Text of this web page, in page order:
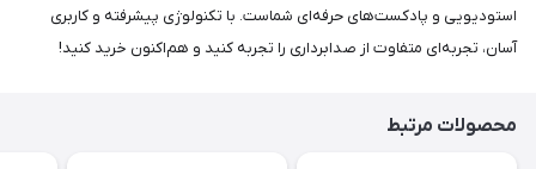
استودیویی و پادکست‌های حرفه‌ای شماست. با تکنولوژی پیشرفته و کاربری
آسان، تجربه‌ای متفاوت از صدابرداری را تجربه کنید و هم‌اکنون خرید کنید!
محصولات مرتبط